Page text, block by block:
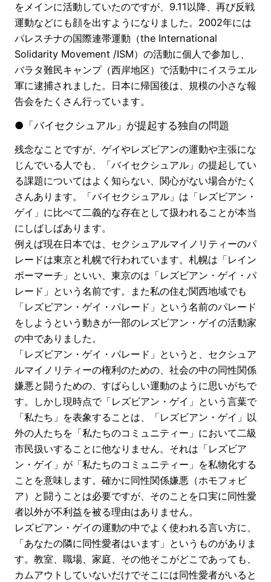
をメインに活動していたのですが、9.11以降、再び反戦
運動などにも顔を出すようになりました。2002年には
パレスチナの国際連帯運動（the International
Solidarity Movement /ISM）の活動に個人で参加し、
バラタ難民キャンプ（西岸地区）で活動中にイスラエル
軍に逮捕されました。日本に帰国後は、規模の小さな報
告会をたくさん行っています。
●「バイセクシュアル」が提起する独自の問題
残念なことですが、ゲイやレズビアンの運動や主張にな
じんでいる人でも、「バイセクシュアル」の提起してい
る課題についてはよく知らない、関心がない場合がたく
さんあります。「バイセクシュアル」は「レズビアン・
ゲイ」に比べて二義的な存在として扱われることが本当
にしばしばあります。
例えば現在日本では、セクシュアルマイノリティーのパ
レードは東京と札幌で行われています。札幌は「レイン
ボーマーチ」といい、東京のは「レズビアン・ゲイ・パ
レード」という名前です。また私の住む関西地域でも
「レズビアン・ゲイ・パレード」という名前のパレード
をしようという動きが一部のレズビアン・ゲイの活動家
の中でありました。
「レズビアン・ゲイ・パレード」というと、セクシュア
ルマイノリティーの権利のための、社会の中の同性関係
嫌悪と闘うための、すばらしい運動のように思いがちで
す。しかし現時点で「レズビアン・ゲイ」という言葉で
「私たち」を表象することは、「レズビアン・ゲイ」以
外の人たちを「私たちのコミュニティー」において二級
市民扱いすることに他なりません。それは「レズビア
ン・ゲイ」が「私たちのコミュニティー」を私物化する
ことを意味します。確かに同性関係嫌悪（ホモフォビ
ア）と闘うことは必要ですが、そのことを口実に同性愛
者以外が不利益を被る理由はありません。
レズビアン・ゲイの運動の中でよく使われる言い方に、
「あなたの隣に同性愛者はいます」というものがありま
す。教室、職場、家庭、その他そこがどこであっても、
カムアウトしていないだけでそこには同性愛者がいると